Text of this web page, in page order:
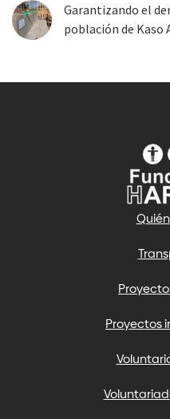
Garantizando el
población de Kaso
Proyectos